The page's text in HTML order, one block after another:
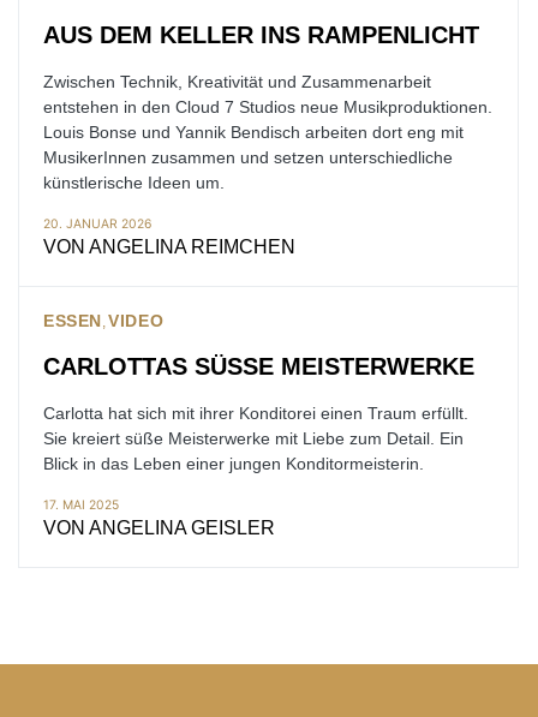
AUS DEM KELLER INS RAMPENLICHT
Zwischen Technik, Kreativität und Zusammenarbeit
entstehen in den Cloud 7 Studios neue Musikproduktionen.
Louis Bonse und Yannik Bendisch arbeiten dort eng mit
MusikerInnen zusammen und setzen unterschiedliche
künstlerische Ideen um.
20. JANUAR 2026
VON ANGELINA REIMCHEN
ESSEN VIDEO
CARLOTTAS SÜSSE MEISTERWERKE
Carlotta hat sich mit ihrer Konditorei einen Traum erfüllt.
Sie kreiert süße Meisterwerke mit Liebe zum Detail. Ein
Blick in das Leben einer jungen Konditormeisterin.
17. MAI 2025
VON ANGELINA GEISLER